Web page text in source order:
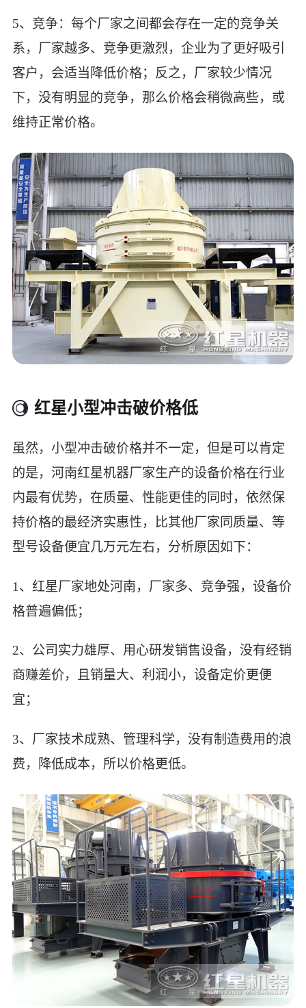
5、竞争：每个厂家之间都会存在一定的竞争关
系，厂家越多、竞争更激烈，企业为了更好吸引
客户，会适当降低价格；反之，厂家较少情况
下，没有明显的竞争，那么价格会稍微高些，或
维持正常价格。
红星小型冲击破价格低
虽然，小型冲击破价格并不一定，但是可以肯定
的是，河南红星机器厂家生产的设备价格在行业
内最有优势，在质量、性能更佳的同时，依然保
持价格的最经济实惠性，比其他厂家同质量、等
型号设备便宜几万元左右，分析原因如下：
1、红星厂家地处河南，厂家多、竞争强，设备价
格普遍偏低；
2、公司实力雄厚、用心研发销售设备，没有经销
商赚差价，且销量大、利润小，设备定价更便
宜；
3、厂家技术成熟、管理科学，没有制造费用的浪
费，降低成本，所以价格更低。